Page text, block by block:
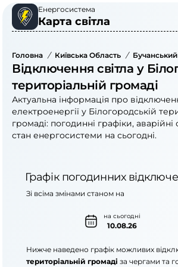
Енергосистема
Карта світла
Головна / Київська Область /
Відключення світла у
територіальній громаді
Актуальна інформація про
електроенергії у Білогородській
громаді: погодинні графіки,
стан енергосистеми на сьогодні.
Графік погодинних
на сьогодні
10.08.26
Зі всіма змінами станом на
Нижче наведено графік можливих
територіальній громаді за чергами та